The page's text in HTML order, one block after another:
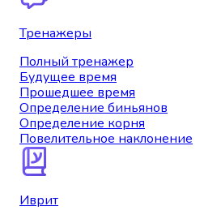
Тренажеры
Полный тренажер
Будущее время
Прошедшее время
Определение биньянов
Определение корня
Повелительное наклонение
Иврит